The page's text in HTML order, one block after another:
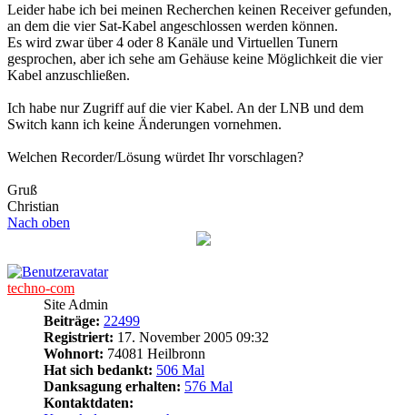
Leider habe ich bei meinen Recherchen keinen Receiver gefunden,
an dem die vier Sat-Kabel angeschlossen werden können.
Es wird zwar über 4 oder 8 Kanäle und Virtuellen Tunern
gesprochen, aber ich sehe am Gehäuse keine Möglichkeit die vier
Kabel anzuschließen.
Ich habe nur Zugriff auf die vier Kabel. An der LNB und dem
Switch kann ich keine Änderungen vornehmen.
Welchen Recorder/Lösung würdet Ihr vorschlagen?
Gruß
Christian
Nach oben
techno-com
Site Admin
Beiträge: 22499
Registriert: 17. November 2005 09:32
Wohnort: 74081 Heilbronn
Hat sich bedankt: 506 Mal
Danksagung erhalten: 576 Mal
Kontaktdaten: